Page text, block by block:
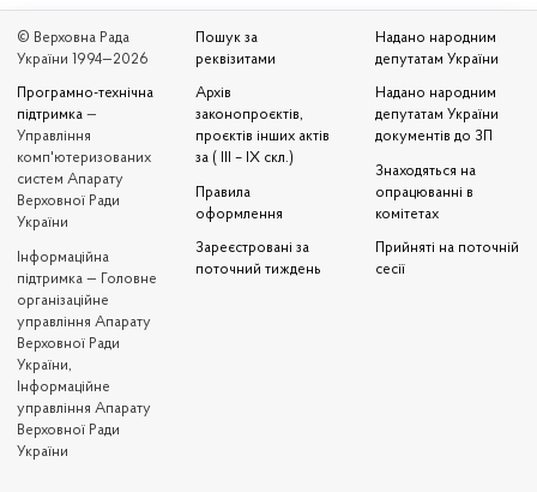
© Верховна Рада
України 1994—2026
Програмно-технічна
підтримка —
Управління
комп'ютеризованих
систем Апарату
Верховної Ради
України
Iнформаційна
підтримка — Головне
організаційне
управління Апарату
Верховної Ради
України,
Інформаційне
управління Апарату
Верховної Ради
України
Пошук за
реквізитами
Архів
законопроєктів,
проєктів інших актів
за ( III – IX скл.)
Правила
оформлення
Зареєстровані за
поточний тиждень
Надано народним
депутатам України
Надано народним
депутатам України
документів до ЗП
Знаходяться на
опрацюванні в
комітетах
Прийняті на поточній
сесії